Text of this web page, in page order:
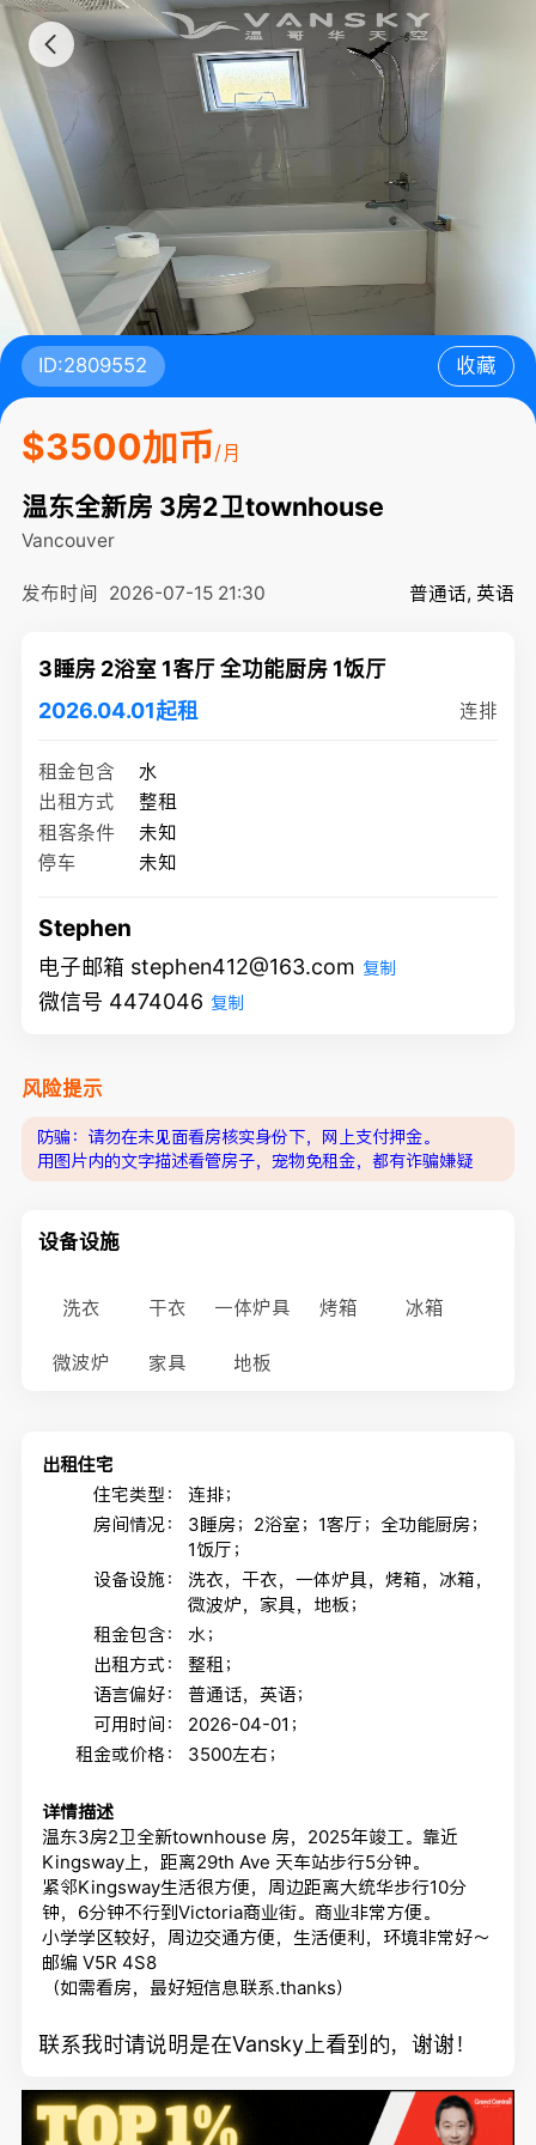
ID:2809552 收藏
$3500加币/月
温东全新房 3房2卫townhouse
Vancouver
发布时间 2026-07-15 21:30 普通话, 英语
3睡房 2浴室 1客厅 全功能厨房 1饭厅
2026.04.01起租
连排
租金包含
水
出租方式
整租
租客条件
未知
停车
未知
Stephen
电子邮箱 stephen412@163.com 复制
微信号 4474046 复制
风险提示
防骗：请勿在未见面看房核实身份下，网上支付押金。
用图片内的文字描述看管房子，宠物免租金，都有诈骗嫌疑
设备设施
洗衣 干衣 一体炉具 烤箱 冰箱
微波炉 家具 地板
出租住宅
住宅类型：
连排；
房间情况：
3睡房；2浴室；1客厅；全功能厨房；
1饭厅；
设备设施：
洗衣，干衣，一体炉具，烤箱，冰箱，
微波炉，家具，地板；
租金包含：
水；
出租方式：
整租；
语言偏好：
普通话，英语；
可用时间：
2026-04-01；
租金或价格：
3500左右；
详情描述
温东3房2卫全新townhouse 房，2025年竣工。靠近
Kingsway上，距离29th Ave 天车站步行5分钟。
紧邻Kingsway生活很方便，周边距离大统华步行10分
钟，6分钟不行到Victoria商业街。商业非常方便。
小学学区较好，周边交通方便，生活便利，环境非常好～
邮编 V5R 4S8
（如需看房，最好短信息联系.thanks）
联系我时请说明是在Vansky上看到的，谢谢！